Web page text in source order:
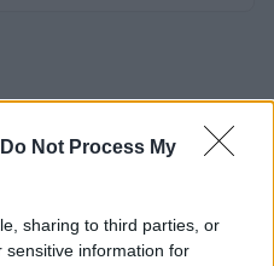
Do Not Process My
sharing to third parties, or
sensitive information for